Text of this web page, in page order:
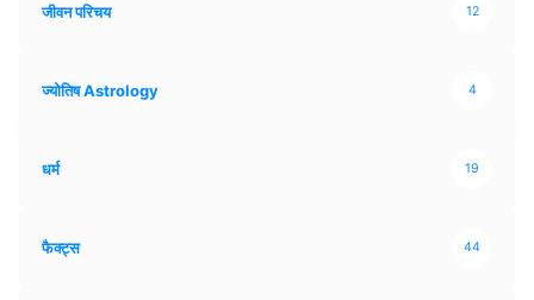
जीवन परिचय 12
ज्योतिष Astrology 4
धर्म 19
फैक्ट्स 44